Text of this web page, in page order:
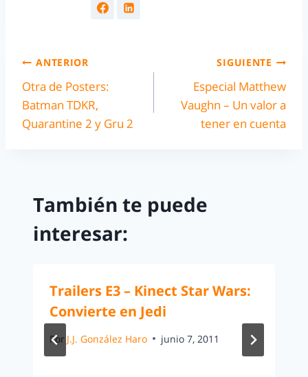
ANTERIOR
Otra de Posters:
Batman TDKR,
Quarantine 2 y Gru 2
SIGUIENTE
Especial Matthew
Vaughn – Un valor a
tener en cuenta
También te puede
interesar:
Trailers E3 – Kinect Star Wars:
Convierte en Jedi
Por J.J. González Haro junio 7, 2011